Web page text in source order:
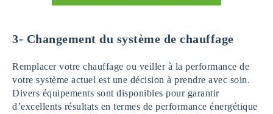
3- Changement du système de chauffage
Remplacer votre chauffage ou veiller à la performance de
votre système actuel est une décision à prendre avec soin.
Divers équipements sont disponibles pour garantir
d’excellents résultats en termes de performance énergétique